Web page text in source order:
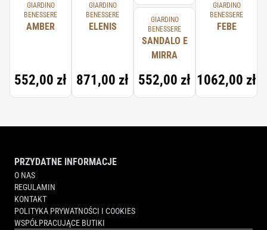
GIARDINO
BENESSERE
AMBER
552,00 zł
GIARDINO
BENESSERE
ELENIS
871,00 zł
GIARDINO
BENESSERE
SANDALO E
MIRRA
552,00 zł
GIARDINO
BENESSERE
FEBE
1062,00 zł
PRZYDATNE INFORMACJE
O NAS
REGULAMIN
KONTAKT
POLITYKA PRYWATNOŚCI I COOKIES
WSPÓŁPRACUJĄCE BUTIKI